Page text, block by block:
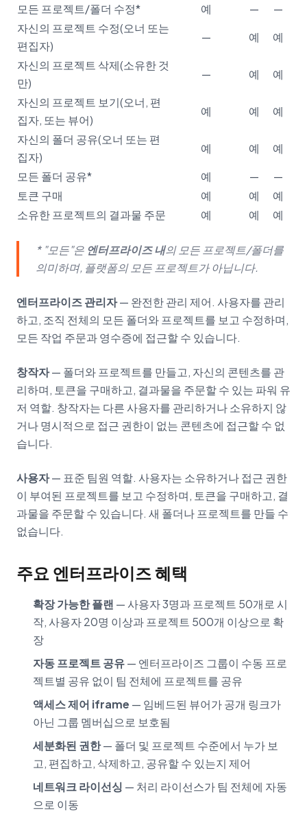
모든 프로젝트/폴더 수정*
예 —
—
자신의 프로젝트 수정(오너 또는
편집자)
— 예
예
자신의 프로젝트 삭제(소유한 것
만)
— 예
예
자신의 프로젝트 보기(오너, 편
집자, 또는 뷰어)
예 예
예
자신의 폴더 공유(오너 또는 편
집자)
예 예
예
모든 폴더 공유*
예 —
—
토큰 구매
예 예
예
소유한 프로젝트의 결과물 주문
예 예 예
* "모든"은 엔터프라이즈 내의 모든 프로젝트/폴더를
의미하며, 플랫폼의 모든 프로젝트가 아닙니다.
엔터프라이즈 관리자— 완전한 관리 제어. 사용자를 관리
하고, 조직 전체의 모든 폴더와 프로젝트를 보고 수정하며,
모든 작업 주문과 영수증에 접근할 수 있습니다.
창작자— 폴더와 프로젝트를 만들고, 자신의 콘텐츠를 관
리하며, 토큰을 구매하고, 결과물을 주문할 수 있는 파워 유
저 역할. 창작자는 다른 사용자를 관리하거나 소유하지 않
거나 명시적으로 접근 권한이 없는 콘텐츠에 접근할 수 없
습니다.
사용자— 표준 팀원 역할. 사용자는 소유하거나 접근 권한
이 부여된 프로젝트를 보고 수정하며, 토큰을 구매하고, 결
과물을 주문할 수 있습니다. 새 폴더나 프로젝트를 만들 수
없습니다.
주요 엔터프라이즈 혜택
확장 가능한 플랜 — 사용자 3명과 프로젝트 50개로 시
작, 사용자 20명 이상과 프로젝트 500개 이상으로 확
장
자동 프로젝트 공유— 엔터프라이즈 그룹이 수동 프로
젝트별 공유 없이 팀 전체에 프로젝트를 공유
액세스 제어 iframe — 임베드된 뷰어가 공개 링크가
아닌 그룹 멤버십으로 보호됨
세분화된 권한— 폴더 및 프로젝트 수준에서 누가 보
고, 편집하고, 삭제하고, 공유할 수 있는지 제어
네트워크 라이선싱 — 처리 라이선스가 팀 전체에 자동
으로 이동